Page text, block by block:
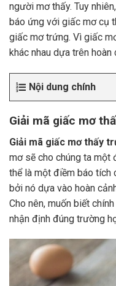
người mơ thấy. Tuy
báo ứng với giấc mơ cụ
giấc mơ trứng. Vì giấc
khác nhau dựa trên
Nội dung chính
Giải mã giấc mơ
Giải mã giấc mơ thấy
mơ sẽ cho chúng ta một
thể là một điềm báo tích
bởi nó dựa vào hoàn
Cho nên, muốn biết
nhận định đúng trường